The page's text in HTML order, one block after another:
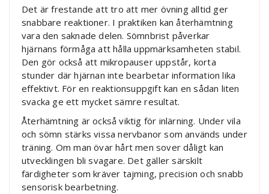
Det är frestande att tro att mer övning alltid ger
snabbare reaktioner. I praktiken kan återhämtning
vara den saknade delen. Sömnbrist påverkar
hjärnans förmåga att hålla uppmärksamheten stabil.
Den gör också att mikropauser uppstår, korta
stunder där hjärnan inte bearbetar information lika
effektivt. För en reaktionsuppgift kan en sådan liten
svacka ge ett mycket sämre resultat.
Återhämtning är också viktig för inlärning. Under vila
och sömn stärks vissa nervbanor som används under
träning. Om man övar hårt men sover dåligt kan
utvecklingen bli svagare. Det gäller särskilt
färdigheter som kräver tajming, precision och snabb
sensorisk bearbetning.